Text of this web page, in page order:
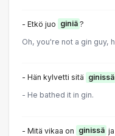
- Etkö juo giniä ?
Oh, you're not a gin guy,
- Hän kylvetti sitä ginissä
- He bathed it in gin.
- Mitä vikaa on ginissä